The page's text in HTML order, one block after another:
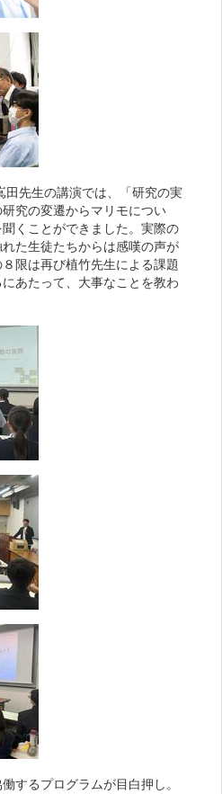
田先生の講演では、「研究の実
究の変遷からマリモについ
くことができました。実際の
た生徒たちからは感嘆の声が
限は再び植竹先生による課題
あたって、大事なことを教わ
するプログラムが目白押し。